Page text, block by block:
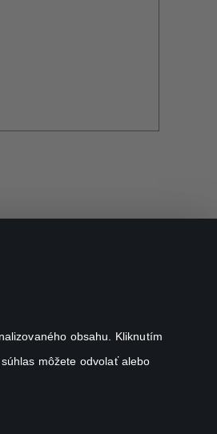
obsahu. Kliknutím
môžete odvolať alebo